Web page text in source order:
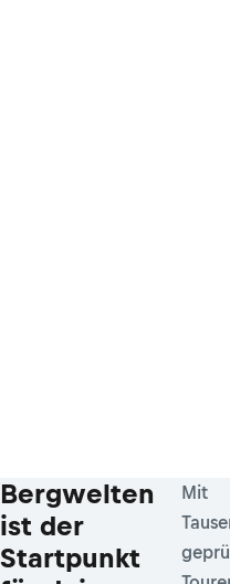
Bergwelten
ist der
Startpunkt
Mit